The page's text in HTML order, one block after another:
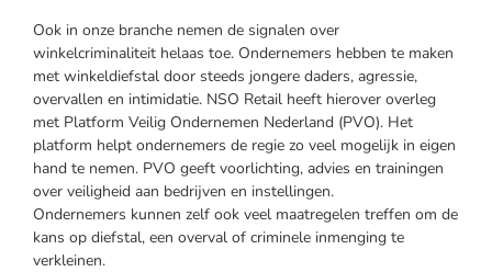
Ook in onze branche nemen de signalen over
winkelcriminaliteit helaas toe. Ondernemers hebben te maken
met winkeldiefstal door steeds jongere daders, agressie,
overvallen en intimidatie. NSO Retail heeft hierover overleg
met Platform Veilig Ondernemen Nederland (PVO). Het
platform helpt ondernemers de regie zo veel mogelijk in eigen
hand te nemen. PVO geeft voorlichting, advies en trainingen
over veiligheid aan bedrijven en instellingen.
Ondernemers kunnen zelf ook veel maatregelen treffen om de
kans op diefstal, een overval of criminele inmenging te
verkleinen.